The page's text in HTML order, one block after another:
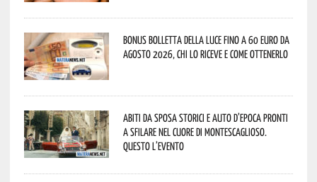
Bonus bolletta della luce fino a 60 euro da
agosto 2026, chi lo riceve e come ottenerlo
Abiti da sposa storici e auto d’epoca pronti
a sfilare nel cuore di Montescaglioso.
Questo l’evento